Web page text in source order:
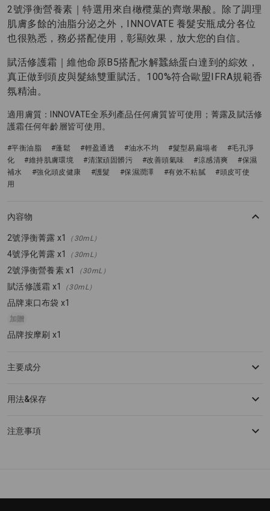
2號淨衡營養素｜特選用來自橄欖葉的齊墩果酸。除了調理
肌膚多餘的油脂分泌之外，INNOVATE 養髮安瓶成分各位
也很熟悉，務必搭配使用，彰顯效果，放大您的自信。
賦活修護霜｜維他命原B5搭配水解蠶絲蛋白達到的綜效，
真正做到頭皮與髮絲雙重賦活。100%符合歐盟IFRA規範香
氛精油。
適用膚質：INNOVATE全系列產品任何膚質皆可使用；菁露及賦活修
護霜任何年齡層皆可使用。
#平衡油脂 #蓬鬆 #輕盈通透 #油水不均 #髮型易扁塌者
#毛孔淨
化
#維持肌膚環境 #清潔頑固髒污 #改善頭氣味 #涼感清爽
#保濕
補水
#強化頭皮健康 #護髮 #保濕潤澤 #有效不粘膩
#頭皮可使
用
內容物
2號淨衡菁露 x1 （30mL）
4號淨化菁露 x1 （30mL）
2號淨衡營養素 x1 （30mL）
賦活修護霜 x1 （30mL）
品牌束口布袋 x1
加贈
品牌按摩刷 x1
主要成分
用法&保存
注意事項